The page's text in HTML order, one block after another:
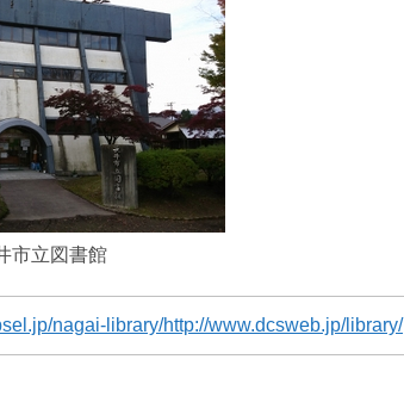
市立図書館
nagai-library/http://www.dcsweb.jp/library/